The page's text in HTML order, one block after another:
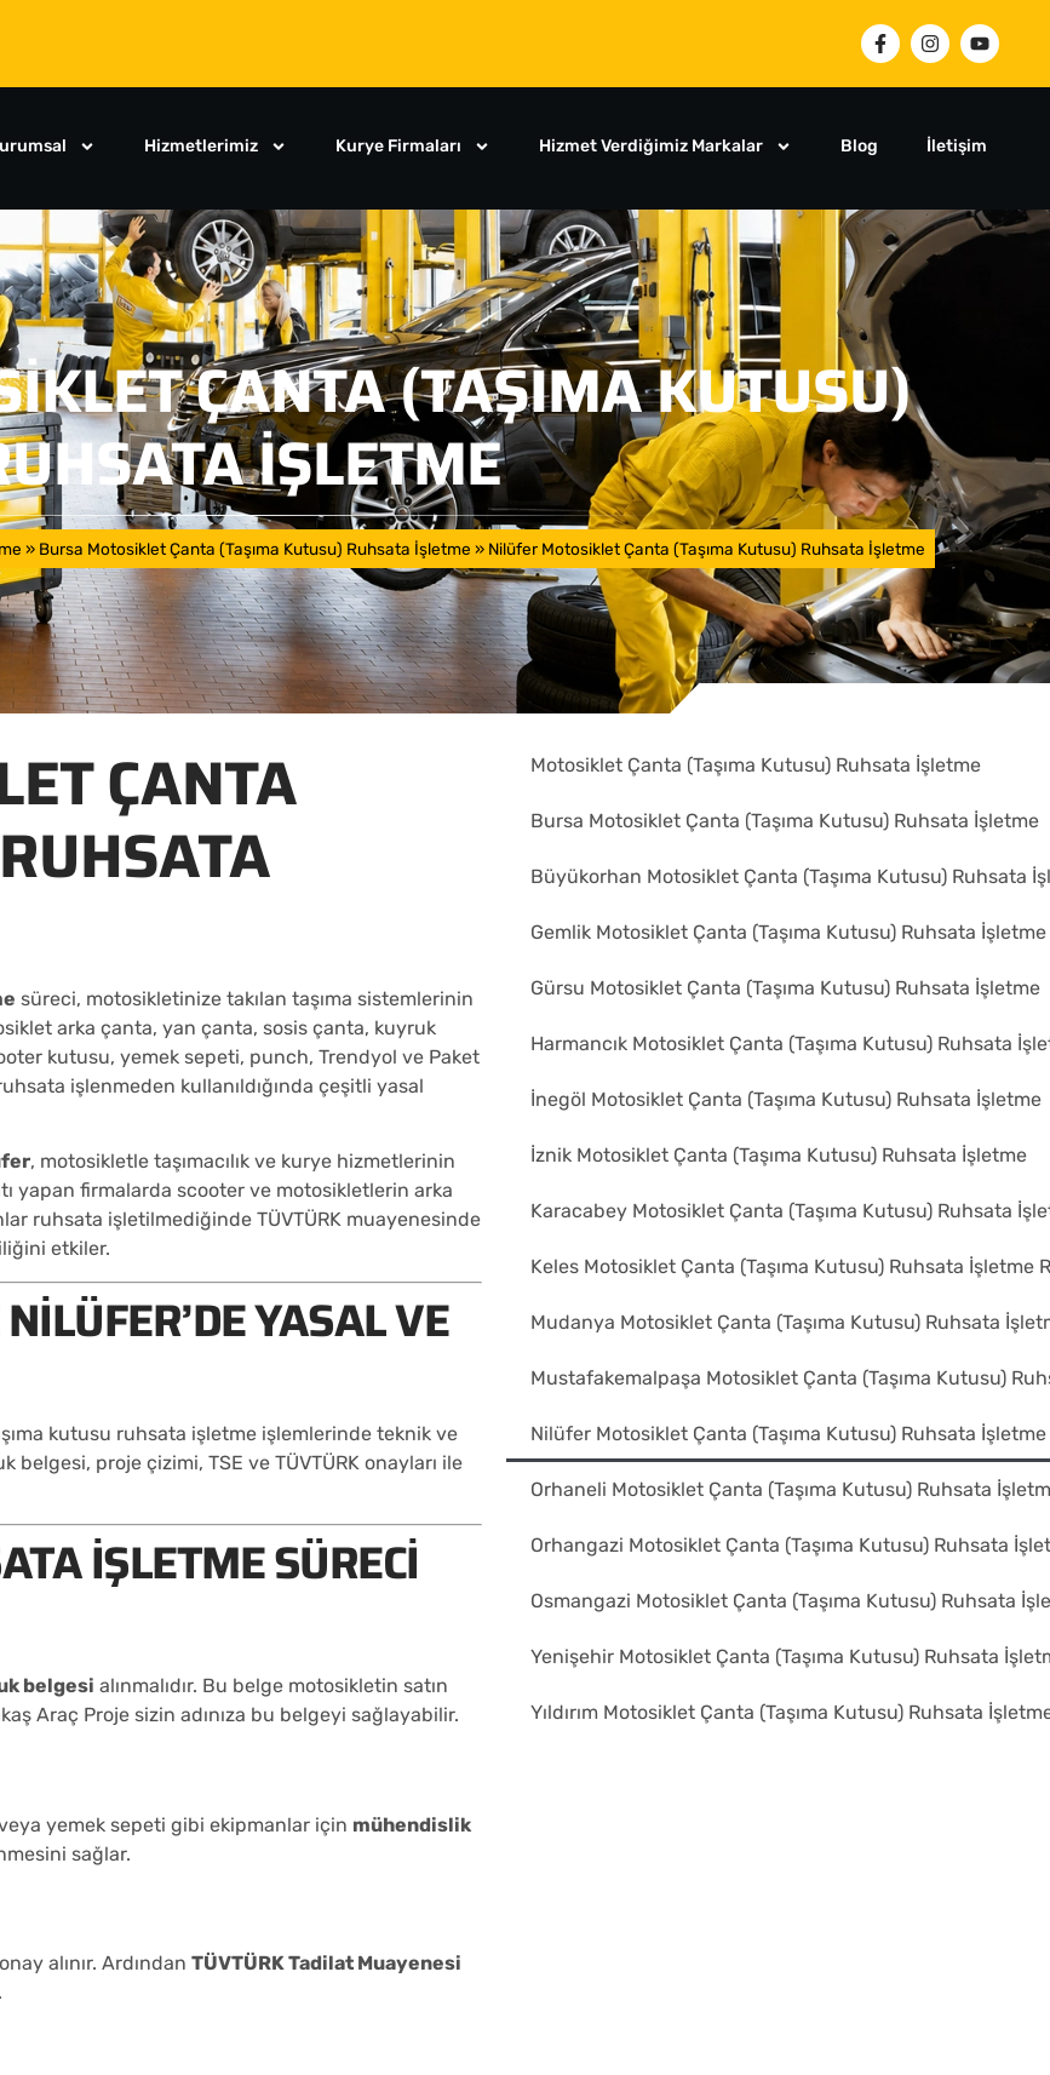
Hizmetlerimiz Kurye Firmaları Hizmet Verdiğimiz Markalar Blog İletişim
ÇANTA (TAŞIMA KUTUSU)
İŞLETME
» Bursa Motosiklet Çanta (Taşıma Kutusu) Ruhsata İşletme » Nilüfer Motosiklet Çanta (Taşıma Kutusu) Ruhsata İşletme
ÇANTA
süreci, motosikletinize takılan taşıma sistemlerinin
arka çanta, yan çanta, sosis çanta, kuyruk
kutusu, yemek sepeti, punch, Trendyol ve Paket
işlenmeden kullanıldığında çeşitli yasal
, motosikletle taşımacılık ve kurye hizmetlerinin
yapan firmalarda scooter ve motosikletlerin arka
ruhsata işletilmediğinde TÜVTÜRK muayenesinde
etkiler.
YASAL VE
kutusu ruhsata işletme işlemlerinde teknik ve
proje çizimi, TSE ve TÜVTÜRK onayları ile
İŞLETME SÜRECI
belgesi alınmalıdır. Bu belge motosikletin satın
Araç Proje sizin adınıza bu belgeyi sağlayabilir.
yemek sepeti gibi ekipmanlar için mühendislik
sağlar.
alınır. Ardından TÜVTÜRK Tadilat Muayenesi
Motosiklet Çanta (Taşıma Kutusu) Ruhsata İşletme
Bursa Motosiklet Çanta (Taşıma Kutusu) Ruhsata İşletme
Büyükorhan Motosiklet Çanta (Taşıma Kutusu) Ruhsata
Gemlik Motosiklet Çanta (Taşıma Kutusu) Ruhsata İşletme
Gürsu Motosiklet Çanta (Taşıma Kutusu) Ruhsata İşletme
Harmancık Motosiklet Çanta (Taşıma Kutusu) Ruhsata
İnegöl Motosiklet Çanta (Taşıma Kutusu) Ruhsata İşletme
İznik Motosiklet Çanta (Taşıma Kutusu) Ruhsata İşletme
Karacabey Motosiklet Çanta (Taşıma Kutusu) Ruhsata
Keles Motosiklet Çanta (Taşıma Kutusu) Ruhsata İşletme
Mudanya Motosiklet Çanta (Taşıma Kutusu) Ruhsata
Mustafakemalpaşa Motosiklet Çanta (Taşıma Kutusu)
Nilüfer Motosiklet Çanta (Taşıma Kutusu) Ruhsata İşletme
Orhaneli Motosiklet Çanta (Taşıma Kutusu) Ruhsata
Orhangazi Motosiklet Çanta (Taşıma Kutusu) Ruhsata
Osmangazi Motosiklet Çanta (Taşıma Kutusu) Ruhsata
Yenişehir Motosiklet Çanta (Taşıma Kutusu) Ruhsata
Yıldırım Motosiklet Çanta (Taşıma Kutusu) Ruhsata